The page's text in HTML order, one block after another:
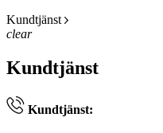
Kundtjänst
clear
Kundtjänst
Kundtjänst: